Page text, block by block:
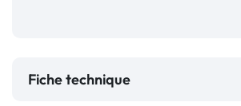
Fiche technique